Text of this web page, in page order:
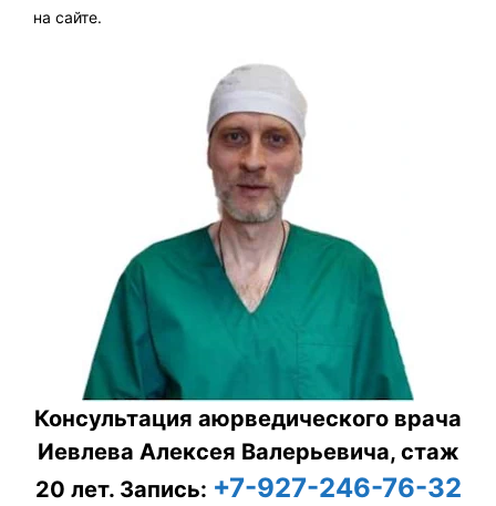
на сайте.
Консультация аюрведического врача
Иевлева Алексея Валерьевича, стаж
20 лет. Запись: +7-927-246-76-32